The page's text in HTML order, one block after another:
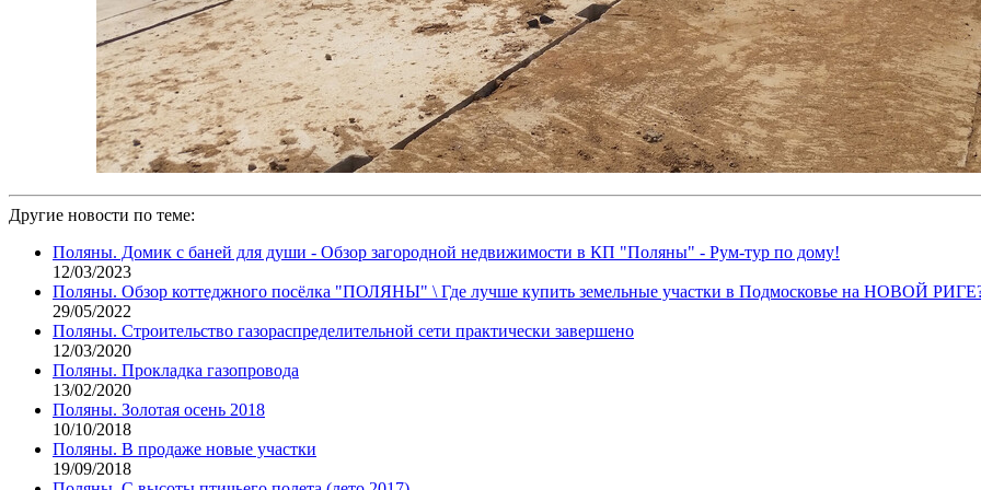
Другие новости по теме:
Поляны. Домик с баней для души - Обзор загородной недвижимости в КП "Поляны" - Рум-тур по дому!
12/03/2023
Поляны. Обзор коттеджного посёлка "ПОЛЯНЫ" \ Где лучше купить земельные участки в Подмосковье на НОВОЙ
29/05/2022
Поляны. Строительство газораспределительной сети практически завершено
12/03/2020
Поляны. Прокладка газопровода
13/02/2020
Поляны. Золотая осень 2018
10/10/2018
Поляны. В продаже новые участки
19/09/2018